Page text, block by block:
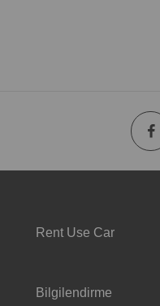
Rent Use Car
Bilgilendirme